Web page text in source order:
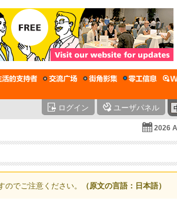
ログイン ユーザパネル
2026
でご注意ください。 （原文の言語：日本語）